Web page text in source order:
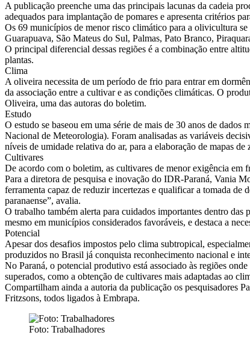
A publicação preenche uma das principais lacunas da cadeia
adequados para implantação de pomares e apresenta critérios
Os 69 municípios de menor risco climático para a olivicultura
Guarapuava, São Mateus do Sul, Palmas, Pato Branco,
O principal diferencial dessas regiões é a combinação entre
plantas.
Clima
A oliveira necessita de um período de frio para entrar em
da associação entre a cultivar e as condições climáticas. O
Oliveira, uma das autoras do boletim.
Estudo
O estudo se baseou em uma série de mais de 30 anos de
Nacional de Meteorologia). Foram analisadas as variáveis
níveis de umidade relativa do ar, para a elaboração de mapas
Cultivares
De acordo com o boletim, as cultivares de menor exigência em
Para a diretora de pesquisa e inovação do IDR-Paraná, Vania
ferramenta capaz de reduzir incertezas e qualificar a tomada
paranaense”, avalia.
O trabalho também alerta para cuidados importantes dentro
mesmo em municípios considerados favoráveis, e destaca a
Potencial
Apesar dos desafios impostos pelo clima subtropical,
produzidos no Brasil já conquista reconhecimento nacional e
No Paraná, o potencial produtivo está associado às regiões
superados, como a obtenção de cultivares mais adaptadas ao
Compartilham ainda a autoria da publicação os pesquisadores
Fritzsons, todos ligados à Embrapa.
Foto: Trabalhadores